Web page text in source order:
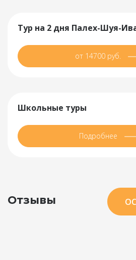
Тур на 2 дня Палех-Шуя-
от 14700 руб.
Школьные туры
Подробнее
Отзывы